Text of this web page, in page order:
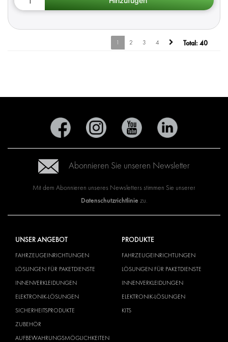
1 2 3 4 Total: 40
Abonnieren Sie unseren Newsletter
Mit dem Abonnieren unseres Newsletters stimmen Sie unserer
Datenschutzrichtlinie zu.
UNSER ANGEBOT
FAHRZEUGEINRICHTUNGEN
LÖSUNGEN FÜR PAKETDIENSTE
INNENVERKLEIDUNGEN
ELEKTRONIK-LÖSUNGEN
SICHERHEITSPRODUKTE
ZUBEHÖR
AUFBEWAHRUNGSMÖGLICHKEITEN
PRODUKTE
FAHRZEUGEINRICHTUNGEN
LÖSUNGEN FÜR PAKETDIENSTE
INNENVERKLEIDUNGEN
ELEKTRONIK-LÖSUNGEN
KITS